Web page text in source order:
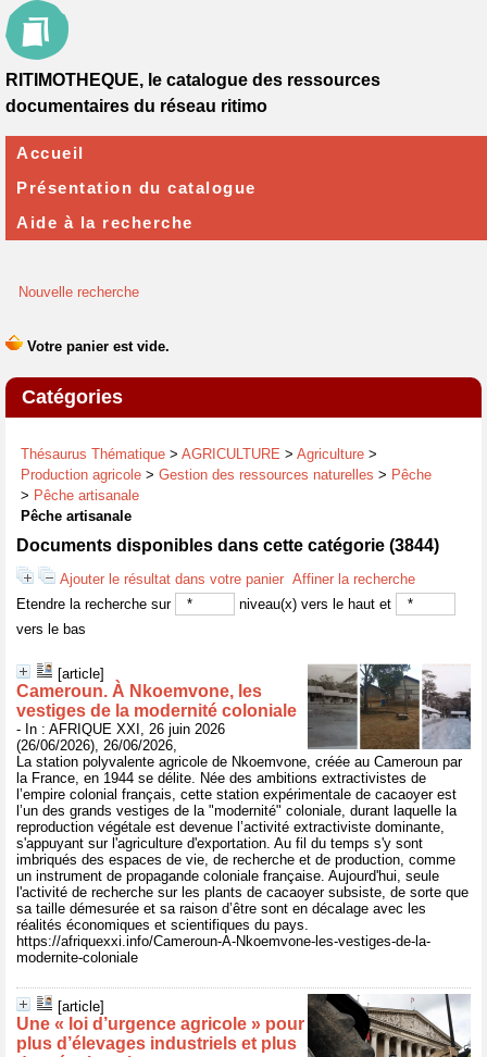
Nouvelle recherche
Catégories
Thésaurus Thématique > AGRICULTURE > Agriculture >
Production agricole > Gestion des ressources naturelles > Pêche
> Pêche artisanale
Pêche artisanale
Documents disponibles dans cette catégorie (3844)
Ajouter le résultat dans votre panier Affiner la recherche
Etendre la recherche sur
niveau(x) vers le haut et
vers le bas
[article]
Cameroun. À Nkoemvone, les
vestiges de la modernité coloniale
- In : AFRIQUE XXI, 26 juin 2026
(26/06/2026), 26/06/2026,
La station polyvalente agricole de Nkoemvone, créée au Cameroun par
la France, en 1944 se délite. Née des ambitions extractivistes de
l’empire colonial français, cette station expérimentale de cacaoyer est
l’un des grands vestiges de la "modernité" coloniale, durant laquelle la
reproduction végétale est devenue l’activité extractiviste dominante,
s'appuyant sur l'agriculture d'exportation. Au fil du temps s'y sont
imbriqués des espaces de vie, de recherche et de production, comme
un instrument de propagande coloniale française. Aujourd'hui, seule
l'activité de recherche sur les plants de cacaoyer subsiste, de sorte que
sa taille démesurée et sa raison d’être sont en décalage avec les
réalités économiques et scientifiques du pays.
https://afriquexxi.info/Cameroun-A-Nkoemvone-les-vestiges-de-la-
modernite-coloniale
[article]
Une « loi d’urgence agricole » pour
plus d’élevages industriels et plus
RITIMOTHEQUE, le catalogue des ressources
documentaires du réseau ritimo
Accueil
Présentation du catalogue
Aide à la recherche